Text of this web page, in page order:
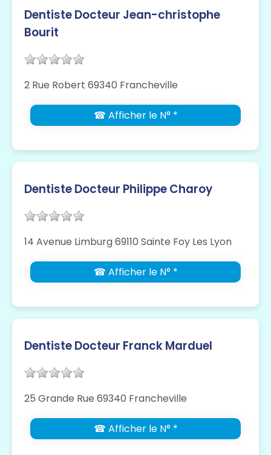
Dentiste Docteur Jean-christophe
Bourit
2 Rue Robert 69340 Francheville
☎ Afficher le N° *
Dentiste Docteur Philippe Charoy
14 Avenue Limburg 69110 Sainte Foy Les Lyon
☎ Afficher le N° *
Dentiste Docteur Franck Marduel
25 Grande Rue 69340 Francheville
☎ Afficher le N° *